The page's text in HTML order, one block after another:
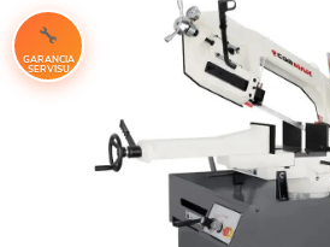
GARANCIA
SERVISU